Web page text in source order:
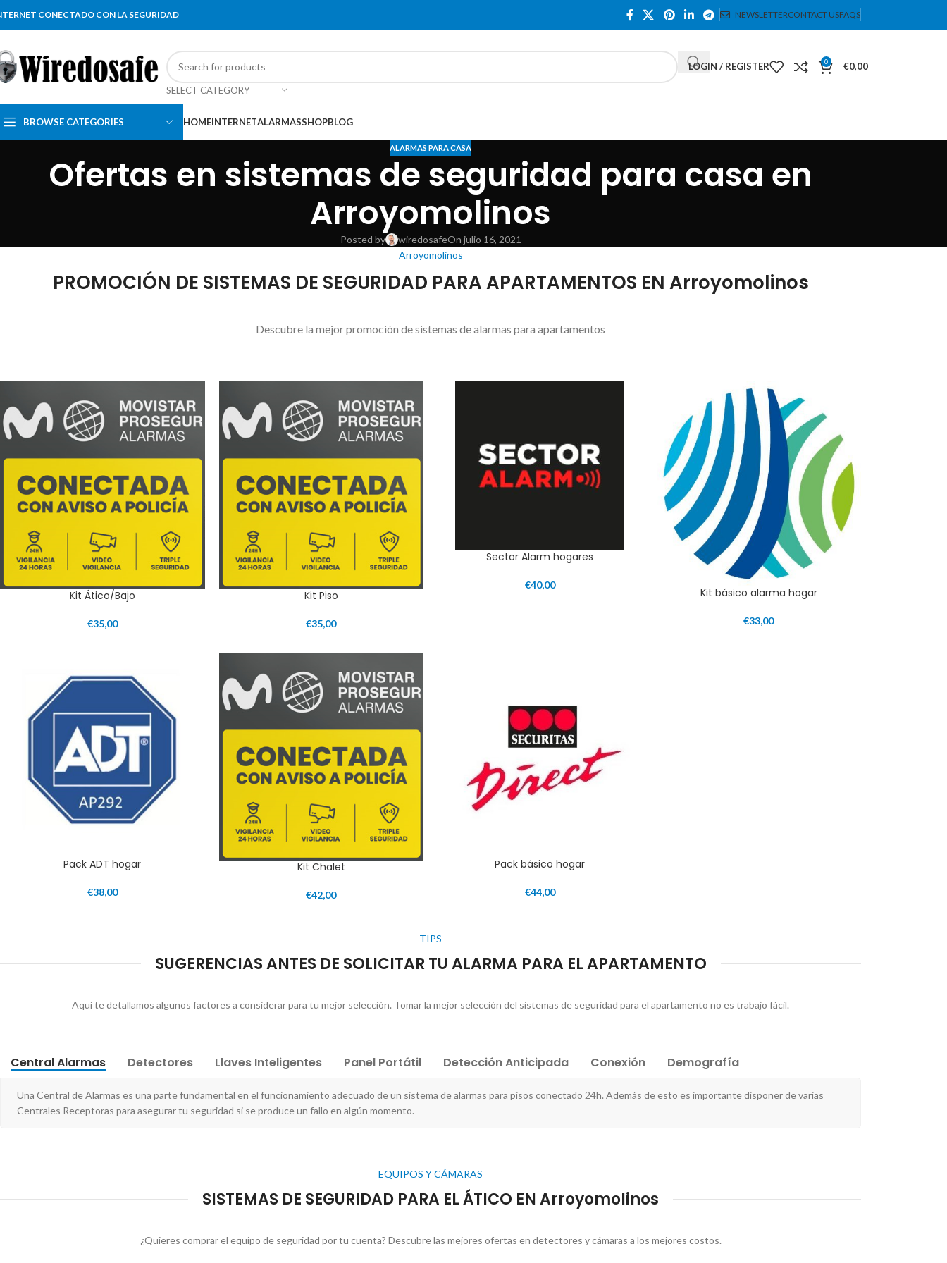
CONECTADO CON LA SEGURIDAD NEWSLETTERCONTACT USFAQS
SELECT CATEGORY
LOGIN / REGISTER 0 €0,00
BROWSE CATEGORIES HOMEINTERNETALARMASSHOPBLOG
ALARMAS PARA CASA
Ofertas en sistemas de seguridad para casa en
Arroyomolinos
Posted by wiredosafeOn julio 16, 2021
Arroyomolinos
PROMOCIÓN DE SISTEMAS DE SEGURIDAD PARA APARTAMENTOS EN Arroyomolinos
Descubre la mejor promoción de sistemas de alarmas para apartamentos
Kit Ático/Bajo
€35,00
Kit Piso
€35,00
Sector Alarm hogares
€40,00
Kit básico alarma hogar
€33,00
Pack ADT hogar
€38,00
Kit Chalet
€42,00
Pack básico hogar
€44,00
TIPS
SUGERENCIAS ANTES DE SOLICITAR TU ALARMA PARA EL APARTAMENTO
Aquí te detallamos algunos factores a considerar para tu mejor selección. Tomar la mejor selección del sistemas de seguridad para el apartamento no es trabajo fácil.
Central Alarmas Detectores Llaves Inteligentes Panel Portátil Detección Anticipada Conexión Demografía
Una Central de Alarmas es una parte fundamental en el funcionamiento adecuado de un sistema de alarmas para pisos conectado 24h. Además de esto es importante disponer de varias
Centrales Receptoras para asegurar tu seguridad si se produce un fallo en algún momento.
EQUIPOS Y CÁMARAS
SISTEMAS DE SEGURIDAD PARA EL ÁTICO EN Arroyomolinos
¿Quieres comprar el equipo de seguridad por tu cuenta? Descubre las mejores ofertas en detectores y cámaras a los mejores costos.